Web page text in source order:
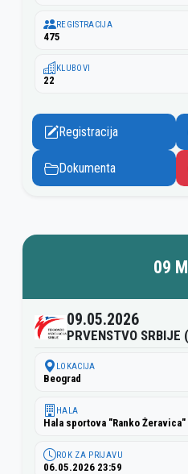
REGISTRACIJA
475
KLUBOVI
22
Registracija
Dokumenta
09
09.05.2026
PRVENSTVO SRBIJE
LOKACIJA
Beograd
HALA
Hala sportova "Ranko
ROK ZA PRIJAVU
06.05.2026 23:59